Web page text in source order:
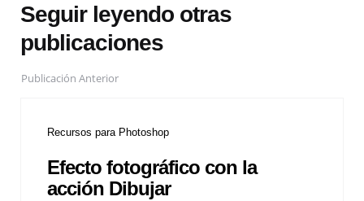
Seguir leyendo otras
publicaciones
Publicación Anterior
Recursos para Photoshop
Efecto fotográfico con la
acción Dibujar